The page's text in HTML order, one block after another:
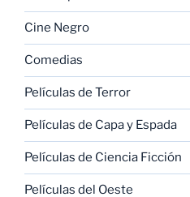
Cine Negro
Comedias
Películas de Terror
Películas de Capa y Espada
Películas de Ciencia Ficción
Películas del Oeste